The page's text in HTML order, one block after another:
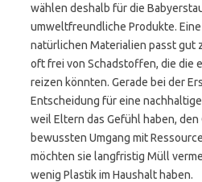
wählen deshalb für die
umweltfreundliche Produkte.
natürlichen Materialien passt gut
oft frei von Schadstoffen, die die
reizen könnten. Gerade bei der
Entscheidung für eine
weil Eltern das Gefühl haben,
bewussten Umgang mit
möchten sie langfristig Müll
wenig Plastik im Haushalt haben.